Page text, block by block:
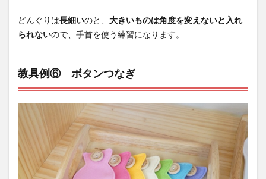
どんぐりは長細いのと、 大きいものは角度を変えないと入れ
られないので、手首を使う練習になります。
教具例⑥ ボタンつなぎ